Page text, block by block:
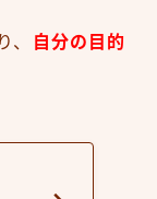
、
自分の目的